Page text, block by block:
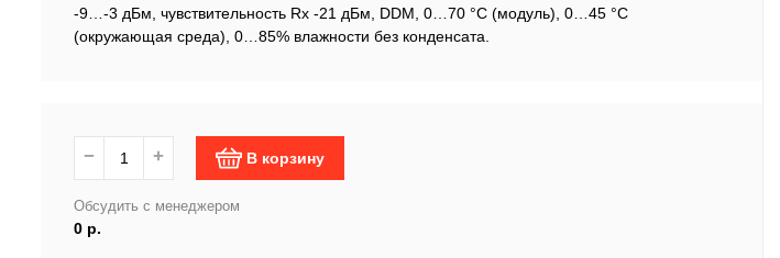
-9…-3 дБм, чувствительность Rx -21 дБм, DDM, 0…70 °C (модуль), 0…45 °C
(окружающая среда), 0…85% влажности без конденсата.
− + В корзину
Обсудить с менеджером
0 р.